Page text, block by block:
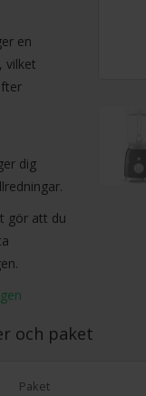
en
vilket
dig
gör att du
och paket
Paket